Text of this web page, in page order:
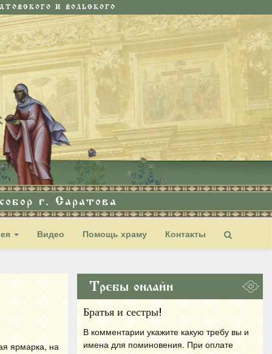
И ВОЛЬСКОГО
г. Саратова
Видео Помощь храму Контакты
ярмарка, на
Требы онлайн
Братья и сестры!
В комментарии укажите какую требу вы и
имена для поминовения. При оплате